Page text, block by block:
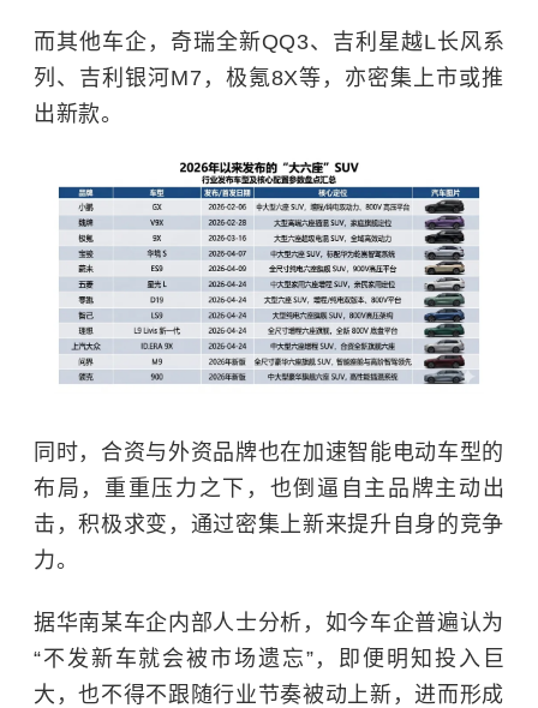
而其他车企，奇瑞全新QQ3、吉利星越L长风系
列、吉利银河M7，极氪8X等，亦密集上市或推
出新款。
同时，合资与外资品牌也在加速智能电动车型的
布局，重重压力之下，也倒逼自主品牌主动出
击，积极求变，通过密集上新来提升自身的竞争
力。
据华南某车企内部人士分析，如今车企普遍认为
“不发新车就会被市场遗忘”，即便明知投入巨
大，也不得不跟随行业节奏被动上新，进而形成